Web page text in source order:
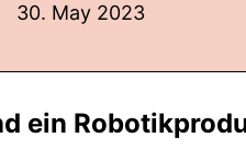
30. May 2023